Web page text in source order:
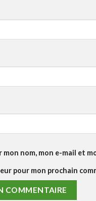
mon nom, mon e-mail et
pour mon prochain